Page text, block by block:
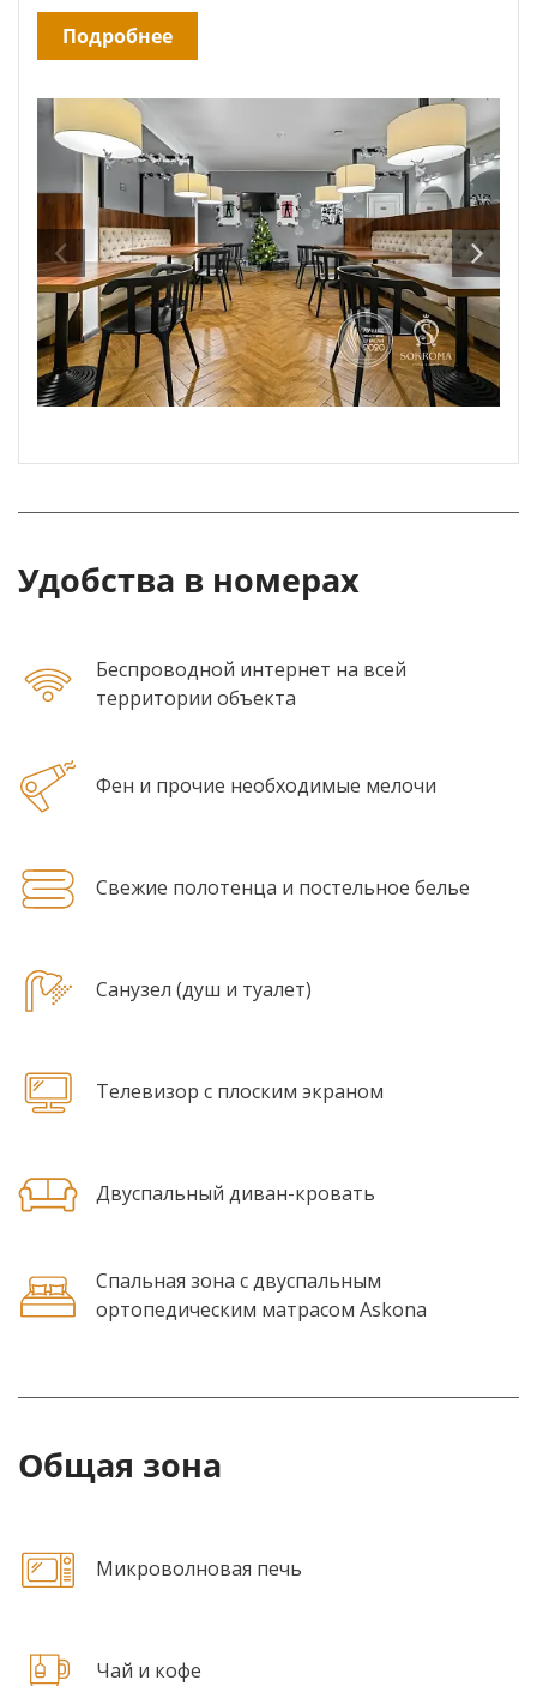
Подробнее
Удобства в номерах
Беспроводной интернет на всей
территории объекта
Фен и прочие необходимые мелочи
Свежие полотенца и постельное белье
Санузел (душ и туалет)
Телевизор с плоским экраном
Двуспальный диван-кровать
Спальная зона с двуспальным
ортопедическим матрасом Askona
Общая зона
Микроволновая печь
Чай и кофе